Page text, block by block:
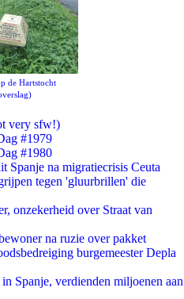
de Hartstocht
very sfw!)
#1979
#1980
Spanje na migratiecrisis Ceuta
tegen 'gluurbrillen' die
onzekerheid over Straat van
na ruzie over pakket
burgemeester Depla
Spanje, verdienden miljoenen aan